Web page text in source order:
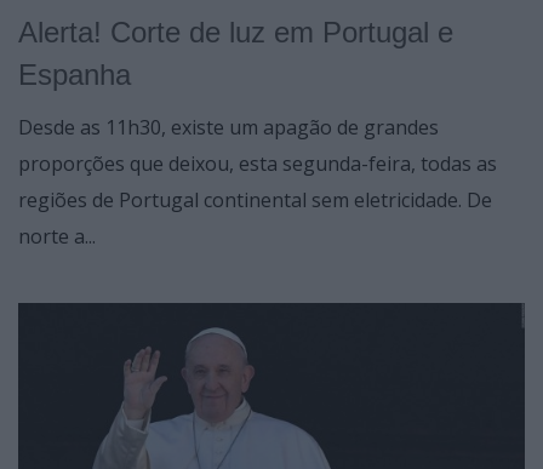
Alerta! Corte de luz em Portugal e
Espanha
Desde as 11h30, existe um apagão de grandes
proporções que deixou, esta segunda-feira, todas as
regiões de Portugal continental sem eletricidade. De
norte a...